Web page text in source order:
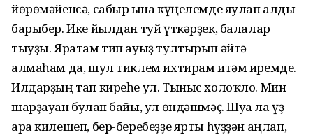
йөрөмәйенсә, сабыр ғына күңелемде яулап алды
барыбер. Ике йылдан туй үткәрҙек, балалар
тыуҙы. Яратам тип ауыҙ тултырып әйтә
алмаһам да, шул тиклем ихтирам итәм иремде.
Илдарҙың тап киреһе ул. Тыныс холоҡло. Мин
шарҙауан булған байы, ул өндәшмәҫ. Шуға ла үҙ-
ара килешеп, бер-беребеҙҙе ярты һүҙҙән аңлап,